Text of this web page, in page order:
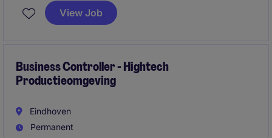
operatie, maar krijgt ook ruimte om structuren te
verbeteren en verder te bouwen.
View Job
Business Controller - Hightech
Productieomgeving
Eindhoven
Permanent